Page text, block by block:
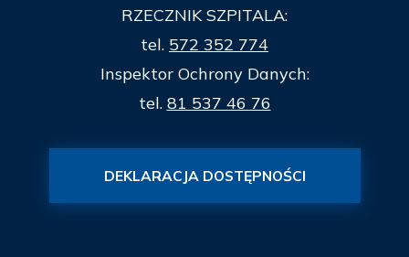
RZECZNIK SZPITALA:
tel. 572 352 774
Inspektor Ochrony Danych:
tel. 81 537 46 76
DEKLARACJA DOSTĘPNOŚCI